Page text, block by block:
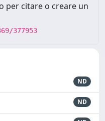
per citare o creare un
377953
ND
ND